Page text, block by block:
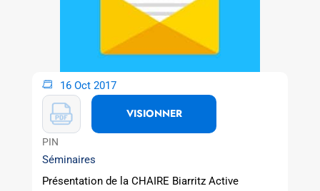
16 Oct 2017
VISIONNER
PIN
Séminaires
Présentation de la CHAIRE Biarritz Active